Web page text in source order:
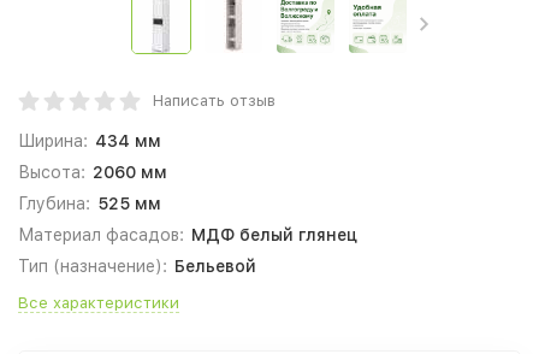
Написать отзыв
Ширина: 434 мм
Высота: 2060 мм
Глубина: 525 мм
Материал фасадов: МДФ белый глянец
Тип (назначение): Бельевой
Все характеристики